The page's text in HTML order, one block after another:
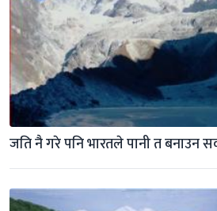
जति नै गरे पनि भारतले पानी त बनाउन